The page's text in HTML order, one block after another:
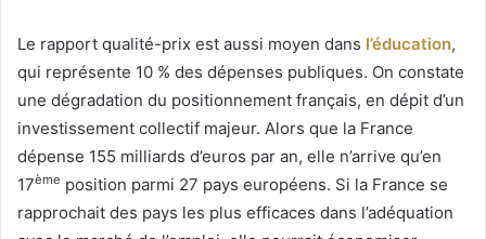
Le rapport qualité-prix est aussi moyen dans l’éducation,
qui représente 10 % des dépenses publiques. On constate
une dégradation du positionnement français, en dépit d’un
investissement collectif majeur. Alors que la France
dépense 155 milliards d’euros par an, elle n’arrive qu’en
17ème position parmi 27 pays européens. Si la France se
rapprochait des pays les plus efficaces dans l’adéquation